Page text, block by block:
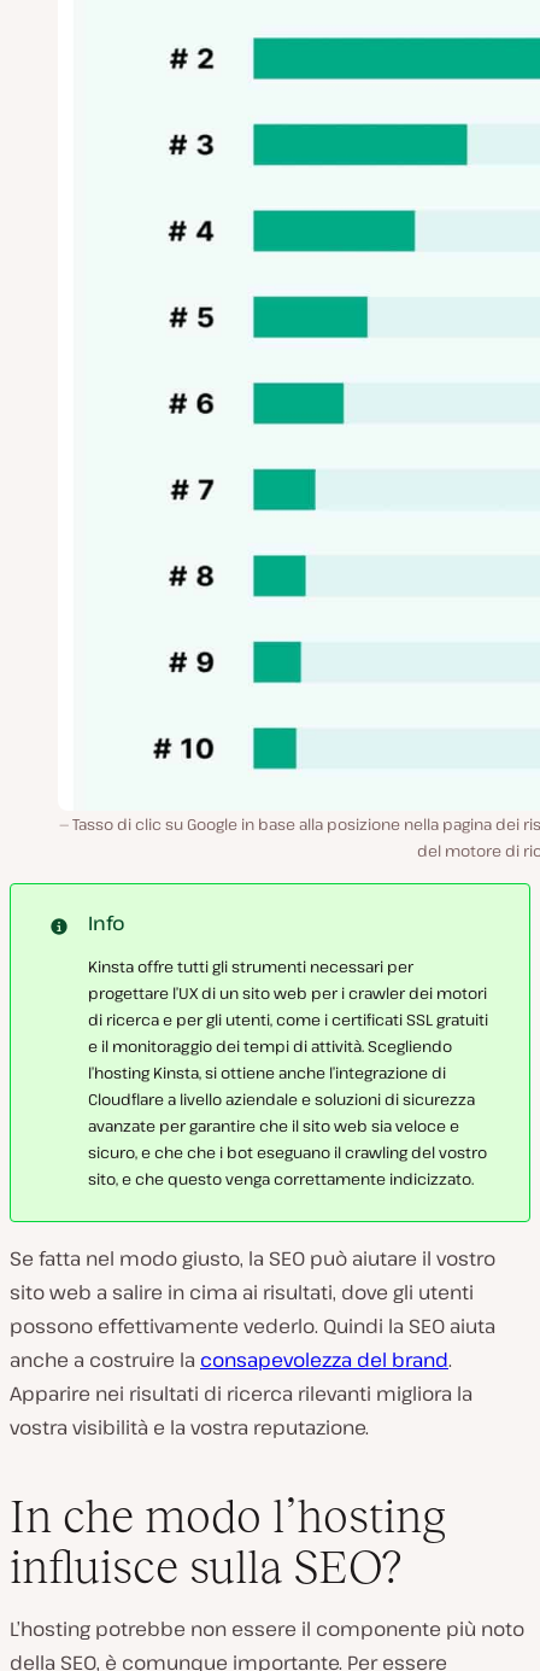
Tasso di clic su Google in base alla posizione nella pagina dei
del motore di
Info
Kinsta offre tutti gli strumenti necessari per
progettare l’UX di un sito web per i crawler dei motori
di ricerca e per gli utenti, come i certificati SSL gratuiti
e il monitoraggio dei tempi di attività. Scegliendo
l’hosting Kinsta, si ottiene anche l’integrazione di
Cloudflare a livello aziendale e soluzioni di sicurezza
avanzate per garantire che il sito web sia veloce e
sicuro, e che che i bot eseguano il crawling del vostro
sito, e che questo venga correttamente indicizzato.
Se fatta nel modo giusto, la SEO può aiutare il vostro
sito web a salire in cima ai risultati, dove gli utenti
possono effettivamente vederlo. Quindi la SEO aiuta
anche a costruire la consapevolezza del brand.
Apparire nei risultati di ricerca rilevanti migliora la
vostra visibilità e la vostra reputazione.
In che modo l’hosting
influisce sulla SEO?
L’hosting potrebbe non essere il componente più noto
della SEO, è comunque importante. Per essere